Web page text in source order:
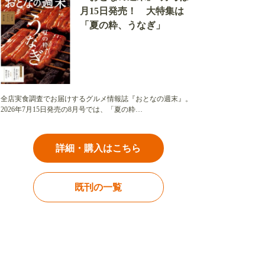
月15日発売！ 大特集は
「夏の粋、うなぎ」
全店実食調査でお届けするグルメ情報誌『おとなの週末』。
2026年7月15日発売の8月号では、「夏の粋…
詳細・購入はこちら
既刊の一覧